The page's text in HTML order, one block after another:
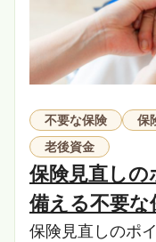
不要な保険 保
老後資金
保険見直しの
備える不要な
保険見直しのポ